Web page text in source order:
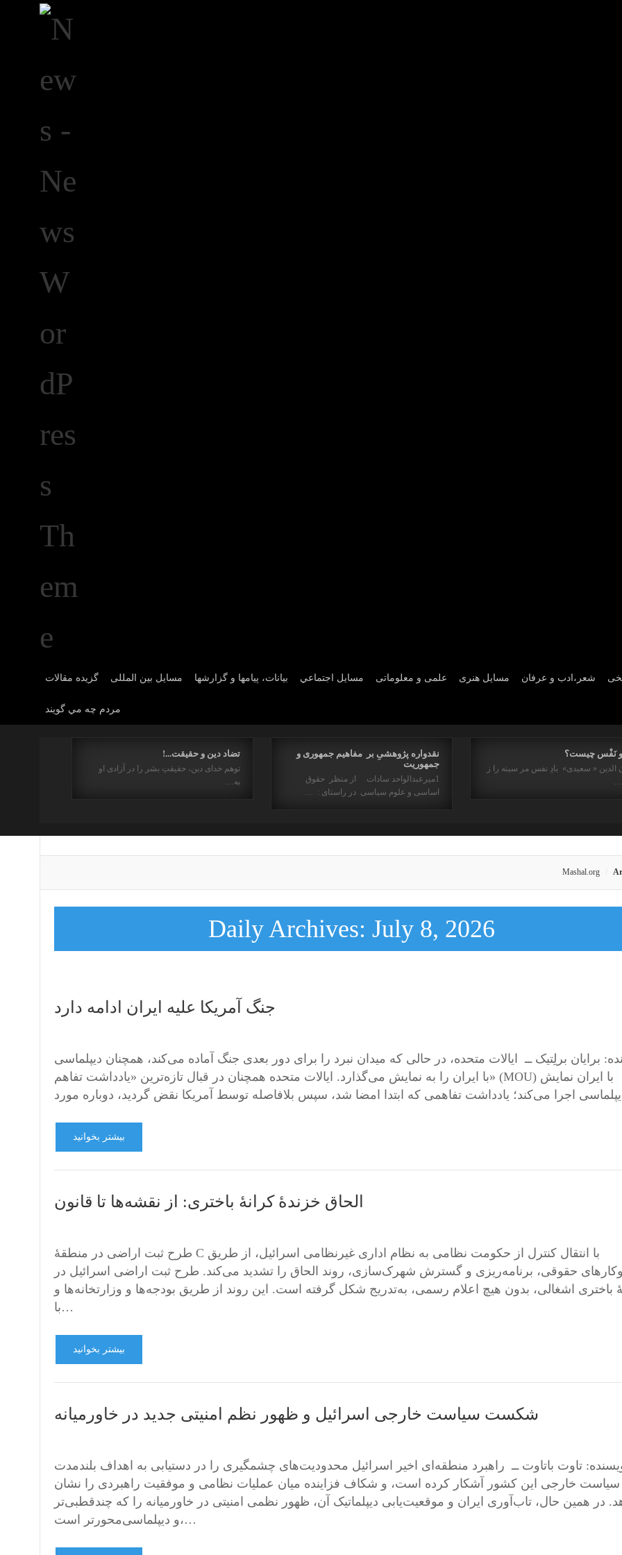
گزیده مقالات مسایل بین المللی بیانات، پیامها و گزارشها مسايل اجتماعي علمی و معلوماتی مسايل هنری شعر،ادب و عرفان
مردم چه مي گويند
تضاد دین و حقیقت...!
توهم خدای دین، حقیقتِ بشر را در آزادی او
به…
نقدواره پژوهشیِ بر مفاهیم جمهوری و
جمهوریت
1میرعبدالواحد سادات از منظر حقوق
اساسی و علوم سیاسی در راستای : …
و نَفْس چیست؟
الدین « سعیدی» بادِ نفس مر سینه را ز
Mashal.org
Daily Archives: July 8, 2026
جنگ آمریکا علیه ایران ادامه دارد
برایان برلِتیک ــ ایالات متحده، در حالی که میدان نبرد را برای دور بعدی جنگ آماده می‌کند، همچنان دیپلماسی
با ایران را به نمایش می‌گذارد. ایالات متحده همچنان در قبال تازه‌ترین «یادداشت تفاهم» (MOU) با ایران نمایش
بیشتر بخوانید
الحاق خزندهٔ کرانهٔ باختری: از نقشه‌ها تا قانون
طرح ثبت اراضی در منطقهٔ C با انتقال کنترل از حکومت نظامی به نظام اداری غیرنظامی اسرائیل، از طریق
حقوقی، برنامه‌ریزی و گسترش شهرک‌سازی، روند الحاق را تشدید می‌کند. طرح ثبت اراضی اسرائیل در
باختری اشغالی، بدون هیچ اعلام رسمی، به‌تدریج شکل گرفته است. این روند از طریق بودجه‌ها و وزارتخانه‌ها و
با…
بیشتر بخوانید
شکست سیاست خارجی اسرائیل و ظهور نظم امنیتی جدید در خاورمیانه
تاوت باتاوت ــ راهبرد منطقه‌ای اخیر اسرائیل محدودیت‌های چشمگیری را در دستیابی به اهداف بلندمدت
سیاست خارجی این کشور آشکار کرده است، و شکاف فزاینده میان عملیات نظامی و موفقیت راهبردی را نشان
در همین حال، تاب‌آوری ایران و موقعیت‌یابی دیپلماتیک آن، ظهور نظمی امنیتی در خاورمیانه را که چندقطبی‌تر
و دیپلماسی‌محورتر است،…